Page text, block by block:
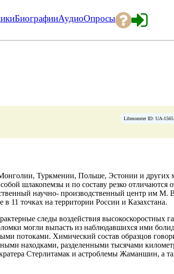
БиографииАудиоОпросы
Libmonster ID: UA-1565
Туркмении, Польше, Эстонии и других
шлакопемзы и по составу резко отличаются
научно- производственный центр им М.
11 точках на территории России и Казахстана.
следы воздействия высокоскоростных
могли выпасть из наблюдавшихся ими
потоками. Химический состав образцов
находками, разделенными тысячами
Стерлитамак и астроблемы Жаманшин, а